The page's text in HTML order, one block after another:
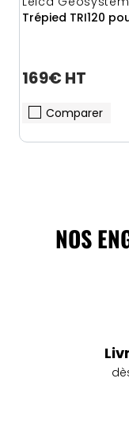
Trépied TRI120
169€ HT
Comparer
NOS